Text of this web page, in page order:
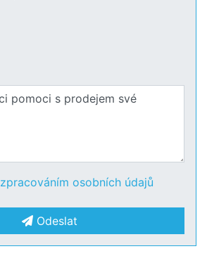
zpracováním osobních údajů
Odeslat